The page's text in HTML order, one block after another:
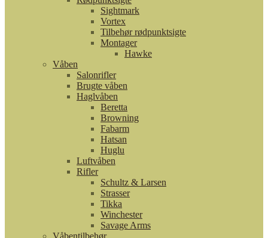
Sightmark
Vortex
Tilbehør rødpunktsigte
Montager
Hawke
Våben
Salonrifler
Brugte våben
Haglvåben
Beretta
Browning
Fabarm
Hatsan
Huglu
Luftvåben
Rifler
Schultz & Larsen
Strasser
Tikka
Winchester
Savage Arms
Våbentilbehør